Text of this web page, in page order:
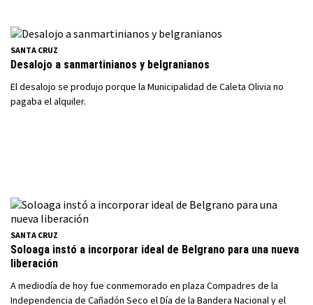
SANTA CRUZ
Desalojo a sanmartinianos y belgranianos
El desalojo se produjo porque la Municipalidad de Caleta Olivia no
pagaba el alquiler.
SANTA CRUZ
Soloaga instó a incorporar ideal de Belgrano para una nueva
liberación
A mediodía de hoy fue conmemorado en plaza Compadres de la
Independencia de Cañadón Seco el Día de la Bandera Nacional y el